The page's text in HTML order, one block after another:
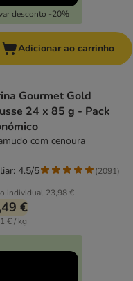
desconto -20%
Adicionar ao carrinho
Gourmet Gold
24 x 85 g - Pack
com cenoura
individual 23,98 €
€
€ / kg
4.5/5 (2091)